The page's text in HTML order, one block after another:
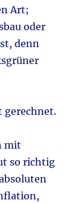
Art;
oder
denn
gerechnet.
mit
so richtig